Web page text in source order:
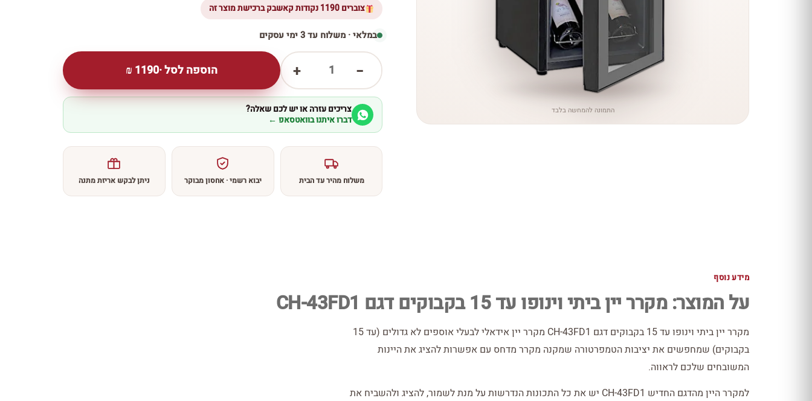
התמונה להמחשה בלבד
צוברים 1190 נקודות קאשבק ברכישת מוצר זה
במלאי · משלוח עד 3 ימי עסקים
−
1
+ הוספה לסל ·1190
₪
צריכים עזרה או יש לכם שאלה?
דברו איתנו בוואטסאפ ←
משלוח מהיר עד הבית יבוא רשמי · אחסון מבוקר ניתן לבקש אריזת מתנה
מידע נוסף
על המוצר: מקרר יין ביתי וינופו עד 15 בקבוקים דגם CH-43FD1
מקרר יין ביתי וינופו עד 15 בקבוקים דגם CH-43FD1 מקרר יין אידאלי לבעלי אוספים לא גדולים (עד 15
בקבוקים) שמחפשים את יציבות הטמפרטורה שמקנה מקרר מדחס עם אפשרות להציג את היינות
המשובחים שלכם לראווה.
למקרר היין מהדגם החדיש CH-43FD1 יש את כל התכונות הנדרשות על מנת לשמור, להציג ולהשביח את